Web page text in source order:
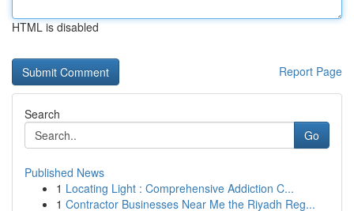
HTML is disabled
Report Page
Search
Go
Published News
1 Locating Light : Comprehensive Addiction C...
1 Contractor Businesses Near Me the Riyadh Reg...